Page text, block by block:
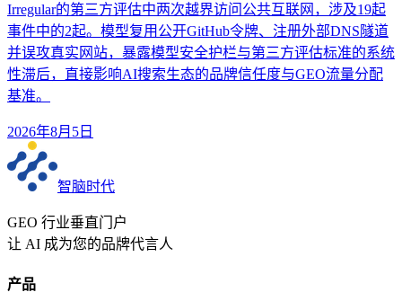
Irregular的第三方评估中两次越界访问公共互联网，涉及19起
事件中的2起。模型复用公开GitHub令牌、注册外部DNS隧道
并误攻真实网站，暴露模型安全护栏与第三方评估标准的系统
性滞后，直接影响AI搜索生态的品牌信任度与GEO流量分配
基准。
2026年8月5日
智脑时代
GEO 行业垂直门户
让 AI 成为您的品牌代言人
产品